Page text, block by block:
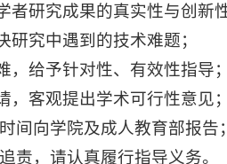
研究成果的真实性与创新
究中遇到的技术难题；
给予针对性、有效性指导；
客观提出学术可行性意见；
间向学院及成人教育部报告；
责，请认真履行指导义务。